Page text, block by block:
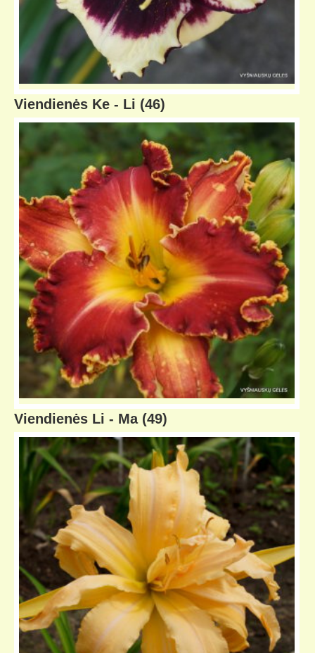
Viendienės Ke - Li (46)
Viendienės Li - Ma (49)